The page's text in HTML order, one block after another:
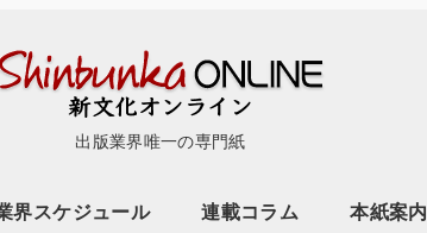
出版業界唯一の専門紙
界スケジュール 連載コラム 本紙案内